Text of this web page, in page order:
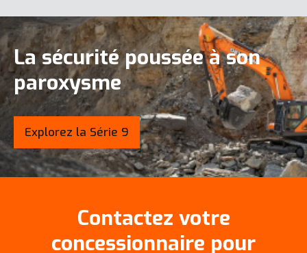
La sécurité poussée à son
paroxysme
Explorez la Série 9
Contactez votre
concessionnaire pour